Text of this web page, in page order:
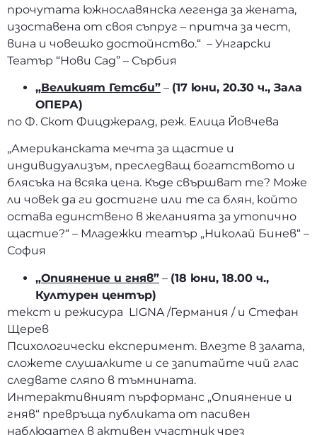
прочутата южнославянска легенда за жената,
изоставена от своя съпруг – притча за чест,
вина и човешко достойнство.“ – Унгарски
Театър “Нови Сад” – Сърбия
„Великият Гетсби” – (17 юни, 20.30 ч., Зала
ОПЕРА)
по Ф. Скот Фицджералд, реж. Елица Йовчева
„Американската мечта за щастие и
индивидуализъм, преследващ богатството и
блясъка на всяка цена. Къде свършват те? Може
ли човек да ги достигне или те са блян, който
остава единствено в желанията за утопично
щастие?“ – Младежки театър „Николай Бинев“ –
София
„Опиянение и гняв” – (18 юни, 18.00 ч.,
Културен център)
текст и режисура LIGNA /Германия / и Стефан
Щерев
Психологически експеримент. Влезте в залата,
сложете слушалките и се запитайте чий глас
следвате сляпо в тъмнината.
Интерактивният пърформанс „Опиянение и
гняв“ превръща публиката от пасивен
наблюдател в активен участник чрез